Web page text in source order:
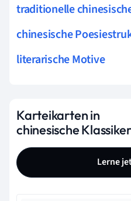
traditionelle
chinesische
literarische Motive
Karteikarten in
chinesische Klassiker
Lerne